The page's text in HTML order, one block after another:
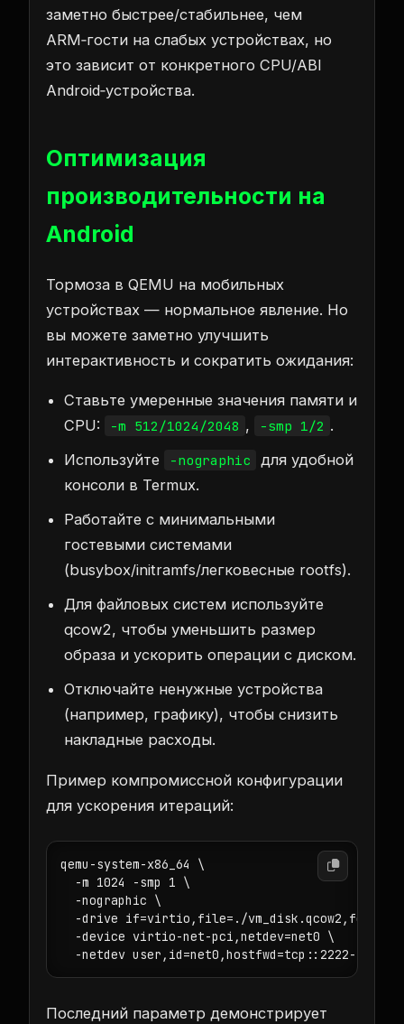
заметно быстрее/стабильнее, чем
ARM‑гости на слабых устройствах, но
это зависит от конкретного CPU/ABI
Android‑устройства.
Оптимизация
производительности на
Android
Тормоза в QEMU на мобильных
устройствах — нормальное явление. Но
вы можете заметно улучшить
интерактивность и сократить ожидания:
Ставьте умеренные значения памяти и
CPU:
-m 512/1024/2048 , -smp 1/2 .
Используйте
-nographic
для удобной
консоли в Termux.
Работайте с минимальными
гостевыми системами
(busybox/initramfs/легковесные rootfs).
Для файловых систем используйте
qcow2, чтобы уменьшить размер
образа и ускорить операции с диском.
Отключайте ненужные устройства
(например, графику), чтобы снизить
накладные расходы.
Пример компромиссной конфигурации
для ускорения итераций:
qemu-system-x86_64 \
  -m 1024 -smp 1 \
  -nographic \
-drive if=virtio,file=./
  -device virtio-net-pci,netdev=net0 \
  -netdev user,id=net0,hostfwd=tcp::2222-:22
Последний параметр демонстрирует